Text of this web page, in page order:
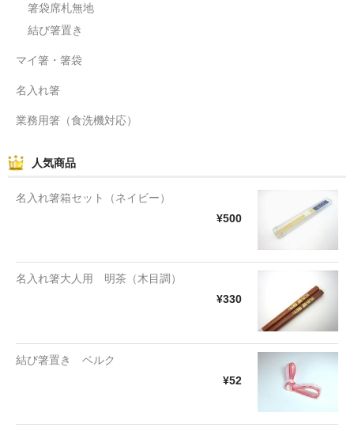
箸袋席札無地
結び箸置き
マイ箸・箸袋
名入れ箸
業務用箸（食洗機対応）
人気商品
名入れ箸箱セット（ネイビー）
¥500
名入れ箸大人用 明茶（木目調）
¥330
結び箸置き ベルク
¥52